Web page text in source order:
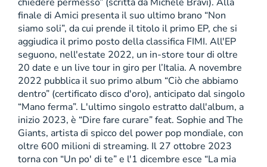
chiedere permesso” (scritta da Michele Bravi). Alla
finale di Amici presenta il suo ultimo brano “Non
siamo soli”, da cui prende il titolo il primo EP, che si
aggiudica il primo posto della classifica FIMI. All'EP
seguono, nell'estate 2022, un in-store tour di oltre
20 date e un live tour in giro per l’Italia. A novembre
2022 pubblica il suo primo album “Ciò che abbiamo
dentro” (certificato disco d'oro), anticipato dal singolo
“Mano ferma”. L'ultimo singolo estratto dall'album, a
inizio 2023, è “Dire fare curare” feat. Sophie and The
Giants, artista di spicco del power pop mondiale, con
oltre 600 milioni di streaming. Il 27 ottobre 2023
torna con “Un po' di te” e l'1 dicembre esce “La mia